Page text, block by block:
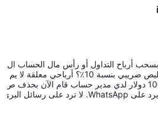
أرباح التداول أو رأس مال الحساب ال
خاص بي ما لم أدفع رسوم تخليص ضريبي بنسبة 10٪؟ أرباحي معلقة لا يم
كن سحب أموالي البالغة 10000 دولار لدي مدير حساب قام الآن بحذف ص
فحة الفيسبوك الخاصة بها ولا يرد على WhatsApp. لا ترد على رسائل البري